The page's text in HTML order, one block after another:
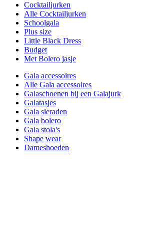
Cocktailjurken
Alle Cocktailjurken
Schoolgala
Plus size
Little Black Dress
Budget
Met Bolero jasje
Gala accessoires
Alle Gala accessoires
Galaschoenen bij een Galajurk
Galatasjes
Gala sieraden
Gala bolero
Gala stola's
Shape wear
Dameshoeden